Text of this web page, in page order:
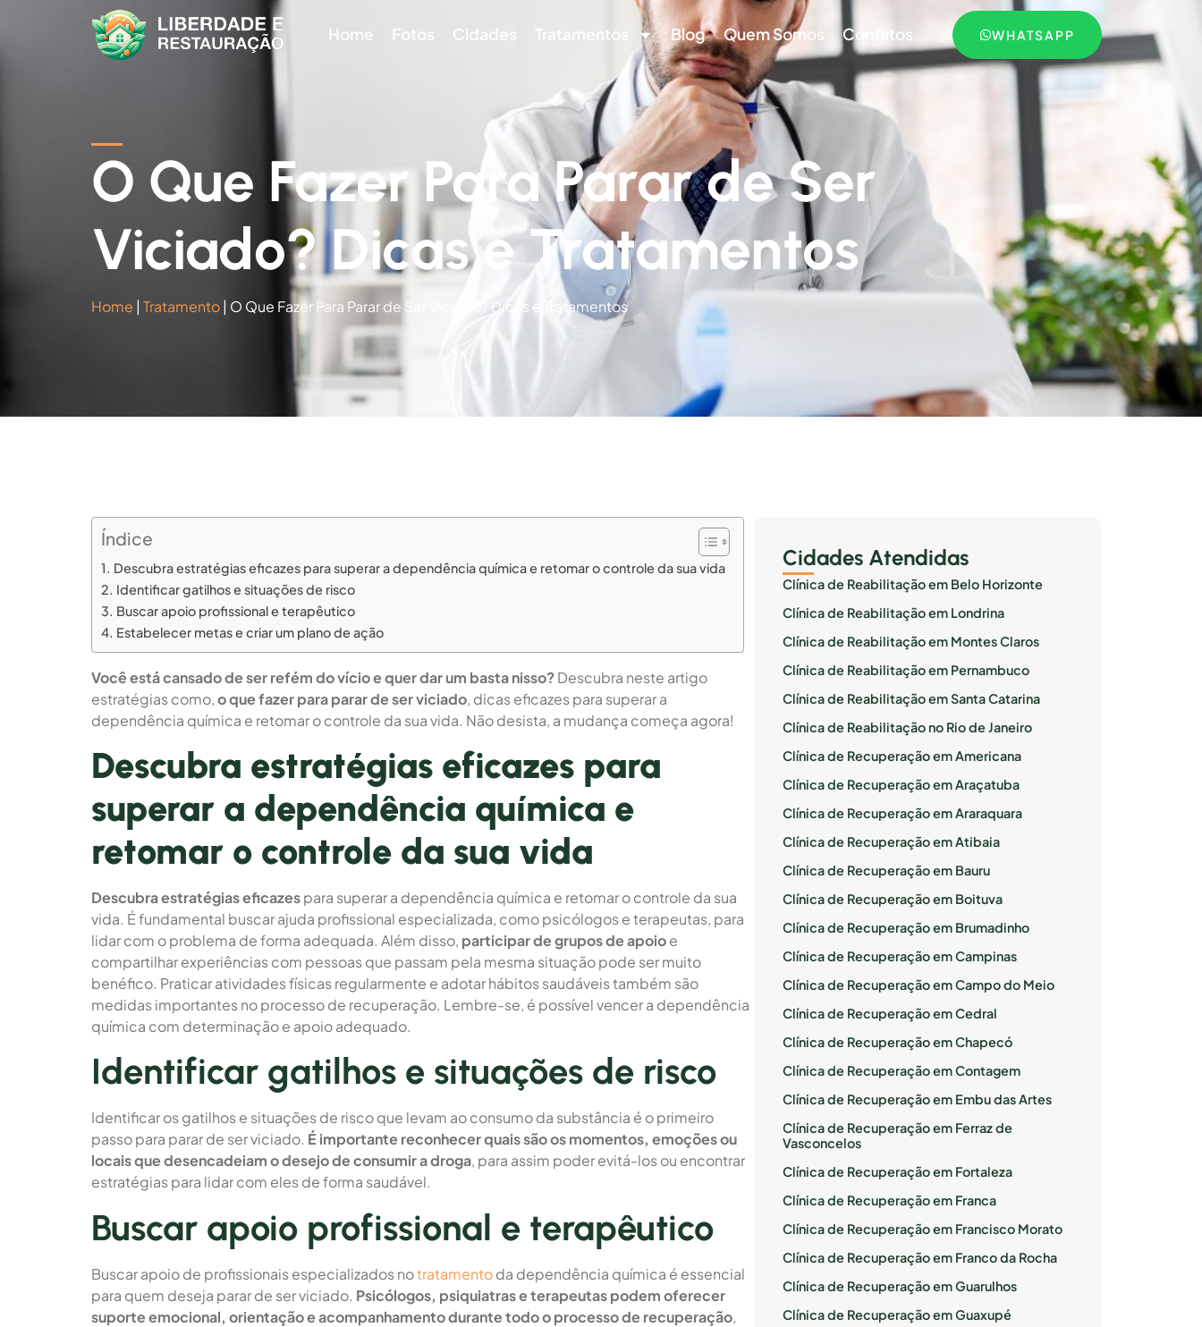
Home Fotos Cidades Tratamentos Blog Quem Somos Contatos WHATSAPP
O Que Fazer Para Parar de Ser
Viciado? Dicas e Tratamentos
Home | Tratamento | O Que Fazer Para Parar de Ser Viciado? Dicas e Tratamentos
Índice
Descubra estratégias eficazes para superar a dependência química e retomar o controle da sua vida
Identificar gatilhos e situações de risco
Buscar apoio profissional e terapêutico
Estabelecer metas e criar um plano de ação
Você está cansado de ser refém do vício e quer dar um basta nisso?Descubra neste artigo
estratégias como,o que fazer para parar de ser viciado, dicas eficazes para superar a
dependência química e retomar o controle da sua vida. Não desista, a mudança começa agora!
Descubra estratégias eficazes para
superar a dependência química e
retomar o controle da sua vida
Descubra estratégias eficazespara superar a dependência química e retomar o controle da sua
vida. É fundamental buscar ajuda profissional especializada, como psicólogos e terapeutas, para
lidar com o problema de forma adequada. Além disso, participar de grupos de apoioe
compartilhar experiências com pessoas que passam pela mesma situação pode ser muito
benéfico. Praticar atividades físicas regularmente e adotar hábitos saudáveis também são
medidas importantes no processo de recuperação. Lembre-se, é possível vencer a dependência
química com determinação e apoio adequado.
Identificar gatilhos e situações de risco
Identificar os gatilhos e situações de risco que levam ao consumo da substância é o primeiro
passo para parar de ser viciado. É importante reconhecer quais são os momentos, emoções ou
locais que desencadeiam o desejo de consumir a droga, para assim poder evitá-los ou encontrar
estratégias para lidar com eles de forma saudável.
Buscar apoio profissional e terapêutico
Buscar apoio de profissionais especializados notratamentoda dependência química é essencial
para quem deseja parar de ser viciado. Psicólogos, psiquiatras e terapeutas podem oferecer
suporte emocional, orientação e acompanhamento durante todo o processo de recuperação,
Cidades Atendidas
Clínica de Reabilitação em Belo Horizonte
Clínica de Reabilitação em Londrina
Clínica de Reabilitação em Montes Claros
Clínica de Reabilitação em Pernambuco
Clínica de Reabilitação em Santa Catarina
Clínica de Reabilitação no Rio de Janeiro
Clínica de Recuperação em Americana
Clínica de Recuperação em Araçatuba
Clínica de Recuperação em Araraquara
Clínica de Recuperação em Atibaia
Clínica de Recuperação em Bauru
Clínica de Recuperação em Boituva
Clínica de Recuperação em Brumadinho
Clínica de Recuperação em Campinas
Clínica de Recuperação em Campo do Meio
Clínica de Recuperação em Cedral
Clínica de Recuperação em Chapecó
Clínica de Recuperação em Contagem
Clínica de Recuperação em Embu das Artes
Clínica de Recuperação em Ferraz de
Vasconcelos
Clínica de Recuperação em Fortaleza
Clínica de Recuperação em Franca
Clínica de Recuperação em Francisco Morato
Clínica de Recuperação em Franco da Rocha
Clínica de Recuperação em Guarulhos
Clínica de Recuperação em Guaxupé